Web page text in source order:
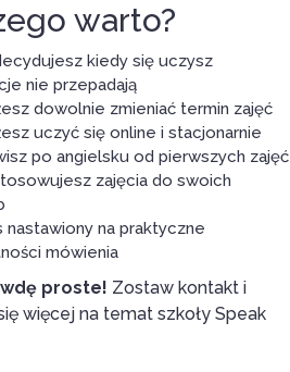
warto?
kiedy się uczysz
nie przepadają
dowolnie zmieniać termin zajęć
uczyć się online i stacjonarnie
po angielsku od pierwszych zajęć
zajęcia do swoich
nastawiony na praktyczne
mówienia
proste! Zostaw kontakt i
więcej na temat szkoły Speak